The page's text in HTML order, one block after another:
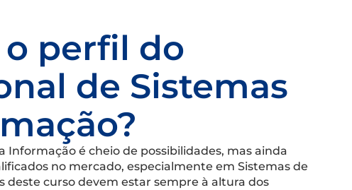
o perfil do
de Sistemas
Informação é cheio de possibilidades, mas ainda
no mercado, especialmente em Sistemas de
deste curso devem estar sempre à altura dos